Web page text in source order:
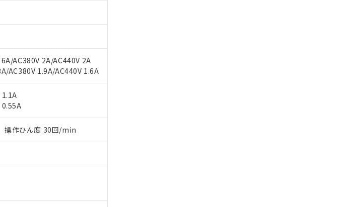
AC380V 2A/AC440V 2A
AC380V 1.9A/AC440V 1.6A
作ひん度 30回/min
ださい。
社在庫状況および標準価格(税抜)を提供させていただ
スの対象外となる商品もあることをご了承ください。
び標準価格とは異なる場合があることをご了承くださ
引先、またはお客様担当のオムロン制御機器販売店・
販売ネットワーク
」をご確認ください。
諾なく第三者に漏洩または開示しないようお願いしま
ご利用いただくには、I-Webメンバーズにご登録され
た部品リストについて、当社および当社の共同利用者
、含有品と判明した場合などやむを得ず変更すること
100ppm以下、
以下、ポリ臭化ジフェニルエーテル類(PBDE) 1000ppm以下、
目は除く。
がないことを確認しています。
ることがあります。
ください。
、
、 PBDEs(ポリ臭化ジフェニルエーテル類) : 1000ppm、
) : 1000ppm、 BBP(フタル酸ブチルベンジル) : 1000ppm、
であることを示します。
に漏えいし、環境に深刻な影響を及ぼさない年数を意
び外国貿易法に定める商品（以下｢規制貨物等」とい
本国政府の輸出許可(または役務取引許可)を取得する
するなど、違法に輸出されないよう必要な手段を講じ
器、生物兵器またはその他武器並びにこれらの製造装
上記1、2および3の内容を当該第三者に通知します。
が違法に輸出するおそれがある場合は、取り引きをい
客様のお取引先、またはお客様担当のオムロン制御
い)
していない機種